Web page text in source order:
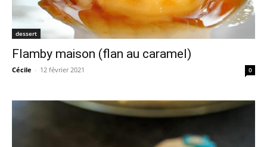
dessert
Flamby maison (flan au caramel)
Cécile - 12 février 2021 0